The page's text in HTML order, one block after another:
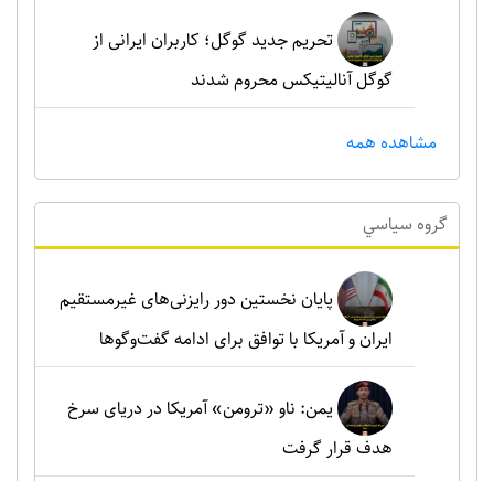
تحریم جدید گوگل؛ کاربران ایرانی از
گوگل آنالیتیکس محروم شدند
مشاهده همه
گروه سياسي
پایان نخستین دور رایزنی‌های غیرمستقیم
ایران و آمریکا با توافق برای ادامه گفت‌وگوها
یمن: ناو «ترومن» آمریکا در دریای سرخ
هدف قرار گرفت